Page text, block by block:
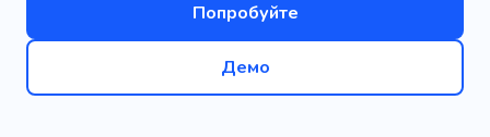
Попробуйте
Демо